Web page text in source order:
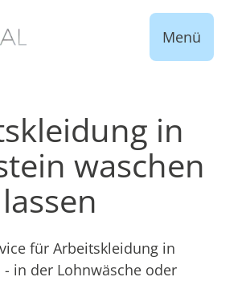
Menü
in
waschen
lassen
für Arbeitskleidung in
in der Lohnwäsche oder